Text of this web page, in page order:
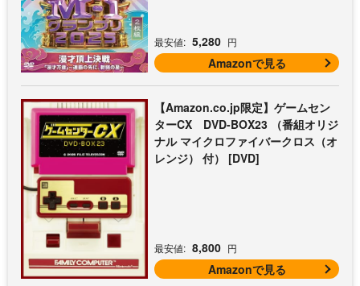
最安値: 5,280 円
Amazonで見る
【Amazon.co.jp限定】ゲームセン
ターCX DVD-BOX23 （番組オリジ
ナル マイクロファイバークロス（オ
レンジ） 付） [DVD]
最安値: 8,800 円
Amazonで見る